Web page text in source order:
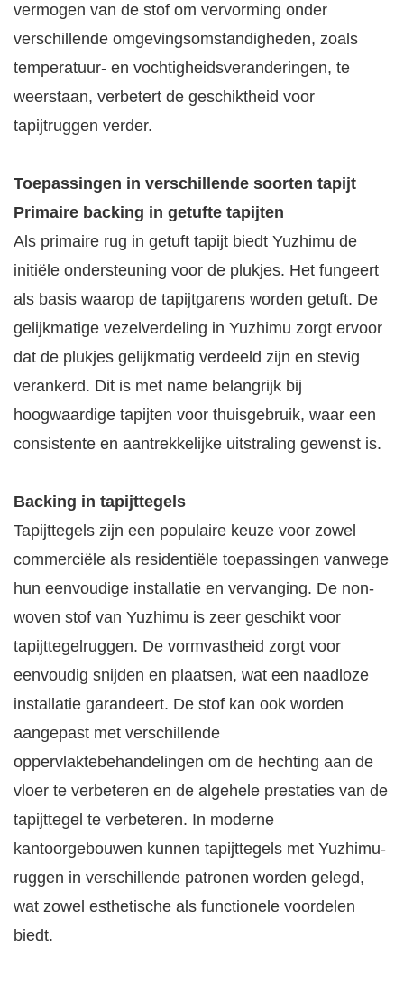
vermogen van de stof om vervorming onder
verschillende omgevingsomstandigheden, zoals
temperatuur- en vochtigheidsveranderingen, te
weerstaan, verbetert de geschiktheid voor
tapijtruggen verder.
Toepassingen in verschillende soorten tapijt
Primaire backing in getufte tapijten
Als primaire rug in getuft tapijt biedt Yuzhimu de
initiële ondersteuning voor de plukjes. Het fungeert
als basis waarop de tapijtgarens worden getuft. De
gelijkmatige vezelverdeling in Yuzhimu zorgt ervoor
dat de plukjes gelijkmatig verdeeld zijn en stevig
verankerd. Dit is met name belangrijk bij
hoogwaardige tapijten voor thuisgebruik, waar een
consistente en aantrekkelijke uitstraling gewenst is.
Backing in tapijttegels
Tapijttegels zijn een populaire keuze voor zowel
commerciële als residentiële toepassingen vanwege
hun eenvoudige installatie en vervanging. De non-
woven stof van Yuzhimu is zeer geschikt voor
tapijttegelruggen. De vormvastheid zorgt voor
eenvoudig snijden en plaatsen, wat een naadloze
installatie garandeert. De stof kan ook worden
aangepast met verschillende
oppervlaktebehandelingen om de hechting aan de
vloer te verbeteren en de algehele prestaties van de
tapijttegel te verbeteren. In moderne
kantoorgebouwen kunnen tapijttegels met Yuzhimu-
ruggen in verschillende patronen worden gelegd,
wat zowel esthetische als functionele voordelen
biedt.